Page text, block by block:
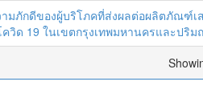
มภักดีของผู้บริโภคที่ส่งผลต่อผลิตภัณฑ์เ
วิด 19 ในเขตกรุงเทพมหานครและปริ